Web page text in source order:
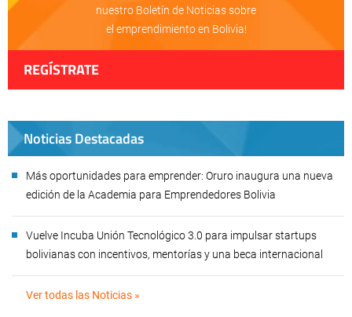
nuestro Boletín de Noticias sobre
el emprendimiento en Bolivia!
REGÍSTRATE
Noticias Destacadas
Más oportunidades para emprender: Oruro inaugura una nueva
edición de la Academia para Emprendedores Bolivia
Vuelve Incuba Unión Tecnológico 3.0 para impulsar startups
bolivianas con incentivos, mentorías y una beca internacional
Ver todas las Noticias »